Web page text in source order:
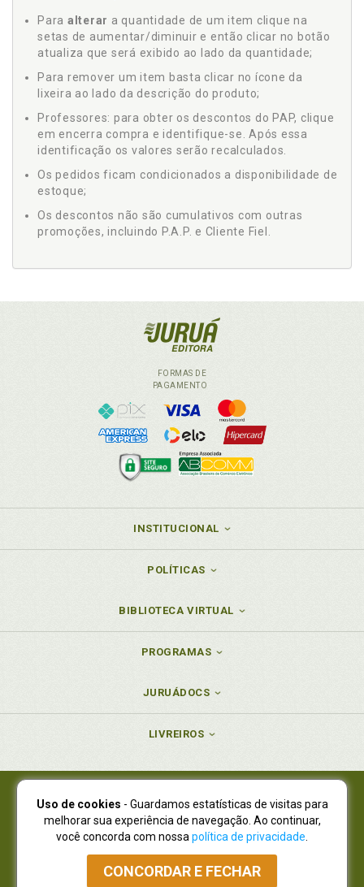
Para alterar a quantidade de um item clique na
setas de aumentar/diminuir e então clicar no botão
atualiza que será exibido ao lado da quantidade;
Para remover um item basta clicar no ícone da
lixeira ao lado da descrição do produto;
Professores: para obter os descontos do PAP, clique
em encerra compra e identifique-se. Após essa
identificação os valores serão recalculados.
Os pedidos ficam condicionados a disponibilidade de
estoque;
Os descontos não são cumulativos com outras
promoções, incluindo P.A.P. e Cliente Fiel.
FORMAS DE
PAGAMENTO
INSTITUCIONAL
POLÍTICAS
BIBLIOTECA VIRTUAL
PROGRAMAS
JURUÁDOCS
LIVREIROS
Juruá Editora Ltda., CNPJ 77.535.508/0001-19
Juruá Informática Ltda., CNPJ 01.701.561/0001-80
NOVO ENDEREÇO:R. Flávio Dallegrave, 7665, São Lourenço |
Curitiba - Paraná - CEP 82210-310
Atendimento: (41) 4009-3900|Vendas Atacado: (41) 4009-3939
Uso de cookies - Guardamos estatísticas de visitas para
melhorar sua experiência de navegação. Ao continuar,
você concorda com nossa política de privacidade
CONCORDAR E FECHAR